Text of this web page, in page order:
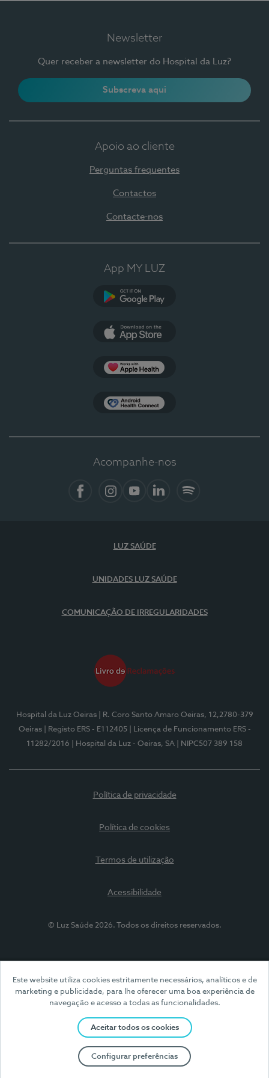
Este website utiliza cookies estritamente necessários, analíticos e de
marketing e publicidade, para lhe oferecer uma boa experiência de
navegação e acesso a todas as funcionalidades.
Aceitar todos os cookies
Configurar preferências
Newsletter
Quer receber a newsletter do Hospital da Luz?
Subscreva aqui
Apoio ao cliente
Perguntas frequentes
Contactos
Contacte-nos
App MY LUZ
Acompanhe-nos
LUZ SAÚDE
UNIDADES LUZ SAÚDE
COMUNICAÇÃO DE IRREGULARIDADES
Hospital da Luz Oeiras
| R. Coro Santo Amaro Oeiras, 12,2780-379
Oeiras
| Registo ERS - E112405
| Licença de Funcionamento ERS -
11282/2016
| Hospital da Luz - Oeiras, SA | NIPC507 389 158
Política de privacidade
Política de cookies
Termos de utilização
Acessibilidade
© Luz Saúde 2026. Todos os direitos reservados.